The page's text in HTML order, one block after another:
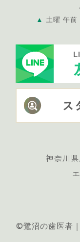
▲ 土曜 午
神奈川
©︎鷺沼の歯医者